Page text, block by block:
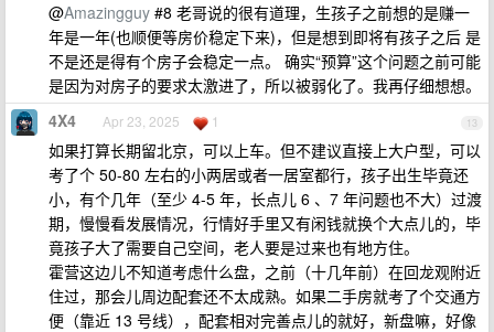
@Amazingguy #8 老哥说的很有道理，生孩子之前想的是赚一
年是一年(也顺便等房价稳定下来)，但是想到即将有孩子之后 是
不是还是得有个房子会稳定一点。 确实“预算”这个问题之前可能
是因为对房子的要求太激进了，所以被弱化了。我再仔细想想。
13
4X4 Apr 23, 2025 1
如果打算长期留北京，可以上车。但不建议直接上大户型，可以
考了个 50-80 左右的小两居或者一居室都行，孩子出生毕竟还
小，有个几年（至少 4-5 年，长点儿 6 、7 年问题也不大）过渡
期，慢慢看发展情况，行情好手里又有闲钱就换个大点儿的，毕
竟孩子大了需要自己空间，老人要是过来也有地方住。
霍营这边儿不知道考虑什么盘，之前（十几年前）在回龙观附近
住过，那会儿周边配套还不太成熟。如果二手房就考了个交通方
便（靠近 13 号线），配套相对完善点儿的就好，新盘嘛，好像